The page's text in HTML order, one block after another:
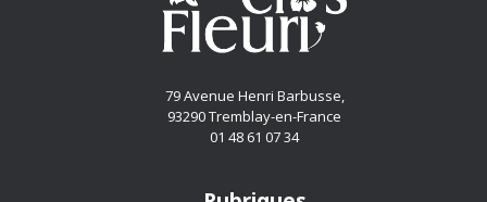
79 Avenue Henri Barbusse,
93290 Tremblay-en-France
01 48 61 07 34